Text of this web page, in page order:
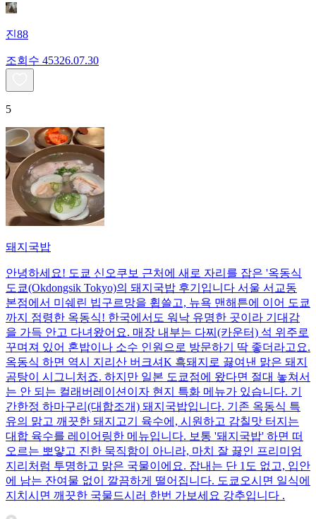
진88
조회수 45326.07.30
5
돼지국밥
안녕하세요! 도쿄 신오쿠보 근처에 새로 자리를 잡은 '옥동식
도쿄(Okdongsik Tokyo)의 돼지국밥 후기입니다 서울 서교동
본점에서 미쉐린 빕구르망을 휩쓸고, 뉴욕 맨해튼에 이어 도쿄
까지 점령한 옥동식! 한국에서도 워낙 유명한 곳이라 기대감
을 가득 안고 다녀왔어요. 매장 내부는 다찌(카운터) 석 위주로
꾸며져 있어 혼밥이나 소수 인원으로 방문하기 딱 좋더라고요.
옥동식 하면 역시 지리산 버크셔K 흑돼지로 끓여낸 맑은 돼지
곰탕이 시그니처죠. 하지만 일본 도쿄점에 왔다면 절대 놓쳐서
는 안 되는 컬래버레이션이자 현지 특화 메뉴가 있습니다. 기
간한정 하마구리(대합조개) 돼지국밥입니다. 기존 옥동식 특
유의 맑고 깨끗한 돼지고기 육수에, 시원하고 감칠맛 터지는
대합 육수를 레이어링한 메뉴입니다. 보통 '돼지국밥' 하면 떠
오르는 뽀얗고 진한 묵직함이 아니라, 마치 잘 끓인 프리미엄
지리처럼 투명하고 맑은 국물이에요. 잡내는 단 1도 없고, 입안
에 남는 잔여물 없이 깔끔하게 떨어집니다. 도쿄오시면 일식에
지치시면 깨끗한 국물드시러 한번 가보세요 강추입니다 .